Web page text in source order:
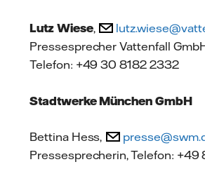
Lutz Wiese,
Pressesprecher Vattenfall
Telefon: +49 30 8182 2332
Stadtwerke München GmbH
Bettina Hess,
Pressesprecherin, Telefon: